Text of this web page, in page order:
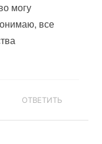
могу
все
ОТВЕТИТЬ